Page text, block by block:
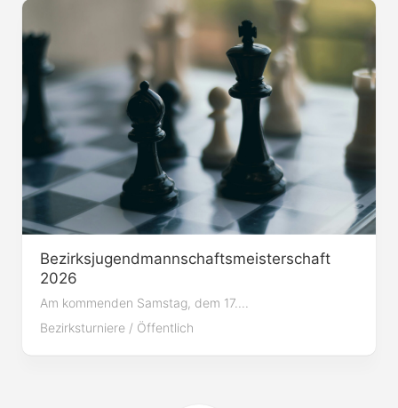
Bezirksjugendmannschaftsmeisterschaft
2026
Am kommenden Samstag, dem 17....
Bezirksturniere / Öffentlich